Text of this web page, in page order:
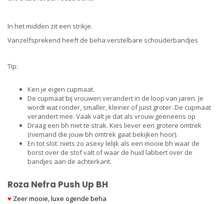
In het midden zit een strikje.
Vanzelfsprekend heeft de beha verstelbare schouderbandjes
Tip:
Ken je eigen cupmaat.
De cupmaat bij vrouwen verandert in de loop van jaren. Je
wordt wat ronder, smaller, kleiner of juist groter. De cupmaat
verandert mee. Vaak valt je dat als vrouw geeneens op
Draag een bh niet te strak. Kies liever een grotere omtrek
(niemand die jouw bh omtrek gaat bekijken hoor).
En tot slot: niets zo asexy lelijk als een mooie bh waar de
borst over de stof valt of waar de huid labbert over de
bandjes aan de achterkant.
Roza Nefra Push Up BH
♥ Zeer mooie, luxe ogende beha